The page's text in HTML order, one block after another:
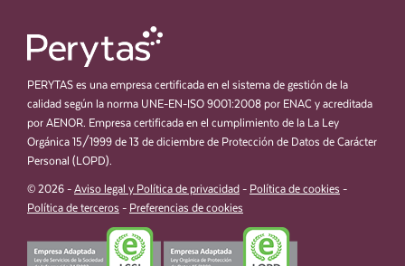
PERYTAS es una empresa certificada en el sistema de gestión de la
calidad según la norma UNE-EN-ISO 9001:2008 por ENAC y acreditada
por AENOR. Empresa certificada en el cumplimiento de la La Ley
Orgánica 15/1999 de 13 de diciembre de Protección de Datos de Carácter
Personal (LOPD).
© 2026 - Aviso legal y Política de privacidad - Política de cookies -
Política de terceros - Preferencias de cookies